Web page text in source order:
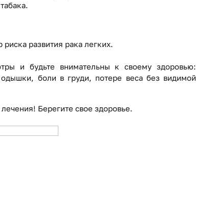
развития рака легких.
и будьте внимательны к своему здоровью:
боли в груди, потере веса без видимой
Берегите свое здоровье.